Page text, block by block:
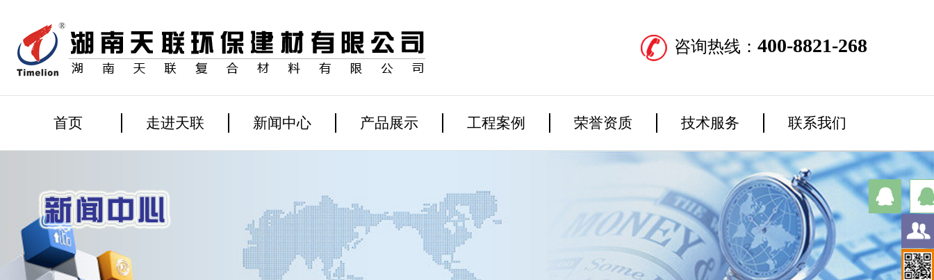
咨询热线： 400-8821-268
首页 走进天联 新闻中心 产品展示 工程案例 荣誉资质 技术服务 联系我们